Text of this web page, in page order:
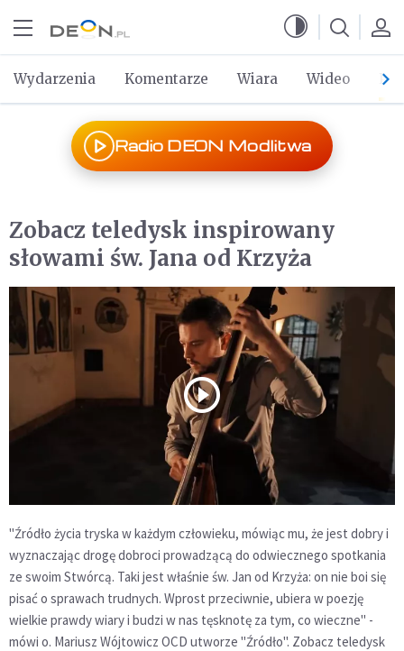
Wydarzenia Komentarze Wiara Wideo Po
Radio DEON Modlitwa
Zobacz teledysk inspirowany
słowami św. Jana od Krzyża
"Źródło życia tryska w każdym człowieku, mówiąc mu, że jest dobry i
wyznaczając drogę dobroci prowadzącą do odwiecznego spotkania
ze swoim Stwórcą. Taki jest właśnie św. Jan od Krzyża: on nie boi się
pisać o sprawach trudnych. Wprost przeciwnie, ubiera w poezję
wielkie prawdy wiary i budzi w nas tęsknotę za tym, co wieczne" -
mówi o. Mariusz Wójtowicz OCD utworze "Źródło". Zobacz teledysk